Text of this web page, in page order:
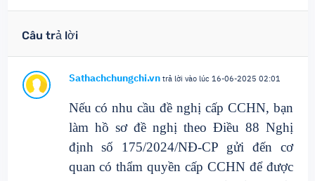
Câu trả lời
Sathachchungchi.vn trả lời vào lúc 16-06-2025 02:01
Nếu có nhu cầu đề nghị cấp CCHN, bạn
làm hồ sơ đề nghị theo Điều 88 Nghị
định số 175/2024/NĐ-CP gửi đến cơ
quan có thẩm quyền cấp CCHN để được